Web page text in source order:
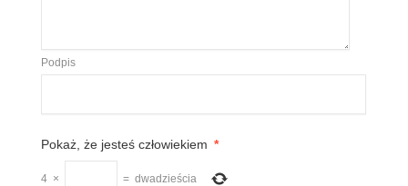
Podpis
Pokaż, że jesteś człowiekiem *
4 × = dwadzieścia